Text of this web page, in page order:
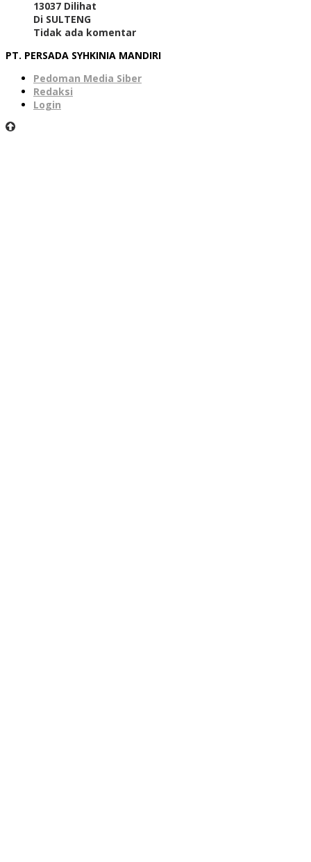
13037 Dilihat
Di SULTENG
Tidak ada komentar
PT. PERSADA SYHKINIA MANDIRI
Pedoman Media Siber
Redaksi
Login